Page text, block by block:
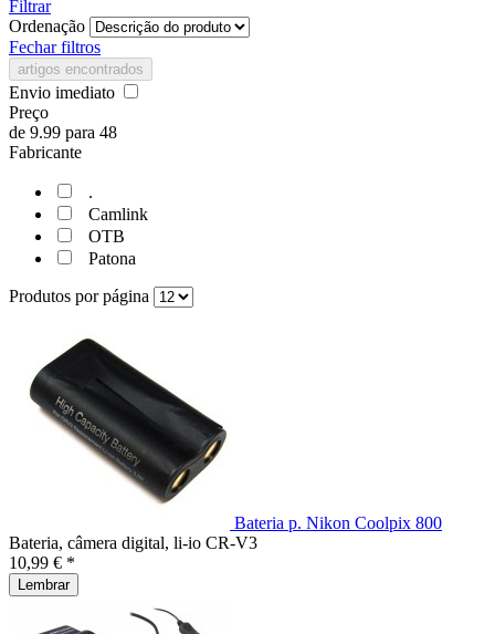
Filtrar
Ordenação
Fechar filtros
artigos encontrados
Envio imediato
Preço
de 9.99 para 48
Fabricante
.
Camlink
OTB
Patona
Produtos por página
Bateria p. Nikon Coolpix 800
Bateria, câmera digital, li-io CR-V3
10,99 € *
Lembrar